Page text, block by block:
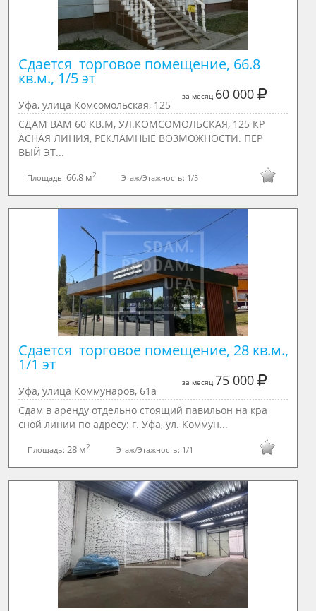
Сдается  торговое помещение, 66.8
кв.м., 1/5 эт
за месяц 60 000
Уфа, улица Комсомольская, 125
СДАМ ВАМ 60 КВ.М, УЛ.КОМСОМОЛЬСКАЯ, 125 КР
АСНАЯ ЛИНИЯ, РЕКЛАМНЫЕ ВОЗМОЖНОСТИ. ПЕР
ВЫЙ ЭТ...
Площадь:66.8 м2 Этаж/Этажность: 1/5
Сдается  торговое помещение, 28 кв.м.,
1/1 эт
за месяц 75 000
Уфа, улица Коммунаров, 61а
Сдам в аренду отдельно стоящий павильон на кра
сной линии по адресу: г. Уфа, ул. Коммун...
Площадь: 28 м2 Этаж/Этажность: 1/1